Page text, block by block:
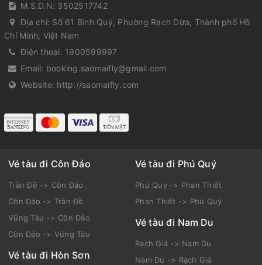
M.S.D.N: 3502517742
Địa chỉ: Số 61 Bình Quý, Phường Rạch Dừa, Thành phố Hồ
Chí Minh, Việt Nam
Điện thoại: 1900599997
Email: booking.saomaifly@gmail.com
Website: http://saomaifly.com
Vé tàu đi Côn Đảo
Trần Đề -> Côn Đảo
Côn Đảo -> Trần Đề
Vũng Tàu -> Côn Đảo
Côn Đảo -> Vũng Tàu
Vé tàu đi Hòn Sơn
Vé tàu đi Phú Quý
Phú Quý -> Phan Thiết
Phan Thiết -> Phú Quý
Vé tàu đi Nam Du
Rạch Giá -> Nam Du
Nam Du -> Rạch Giá